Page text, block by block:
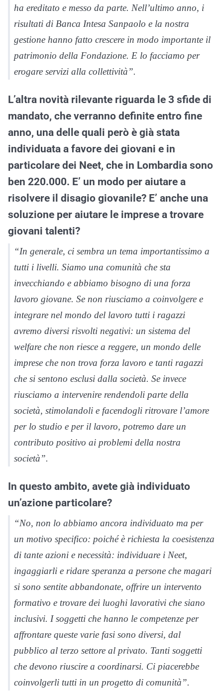
ha ereditato e messo da parte. Nell’ultimo anno, i
risultati di Banca Intesa Sanpaolo e la nostra
gestione hanno fatto crescere in modo importante il
patrimonio della Fondazione. E lo facciamo per
erogare servizi alla collettività”.
L’altra novità rilevante riguarda le 3 sfide di
mandato, che verranno definite entro fine
anno, una delle quali però è già stata
individuata a favore dei giovani e in
particolare dei Neet, che in Lombardia sono
ben 220.000. E’ un modo per aiutare a
risolvere il disagio giovanile? E’ anche una
soluzione per aiutare le imprese a trovare
giovani talenti?
“In generale, ci sembra un tema importantissimo a
tutti i livelli. Siamo una comunità che sta
invecchiando e abbiamo bisogno di una forza
lavoro giovane. Se non riusciamo a coinvolgere e
integrare nel mondo del lavoro tutti i ragazzi
avremo diversi risvolti negativi: un sistema del
welfare che non riesce a reggere, un mondo delle
imprese che non trova forza lavoro e tanti ragazzi
che si sentono esclusi dalla società. Se invece
riusciamo a intervenire rendendoli parte della
società, stimolandoli e facendogli ritrovare l’amore
per lo studio e per il lavoro, potremo dare un
contributo positivo ai problemi della nostra
società”.
In questo ambito, avete già individuato
un’azione particolare?
“No, non lo abbiamo ancora individuato ma per
un motivo specifico: poiché è richiesta la coesistenza
di tante azioni e necessità: individuare i Neet,
ingaggiarli e ridare speranza a persone che magari
si sono sentite abbandonate, offrire un intervento
formativo e trovare dei luoghi lavorativi che siano
inclusivi. I soggetti che hanno le competenze per
affrontare queste varie fasi sono diversi, dal
pubblico al terzo settore al privato. Tanti soggetti
che devono riuscire a coordinarsi. Ci piacerebbe
coinvolgerli tutti in un progetto di comunità”.